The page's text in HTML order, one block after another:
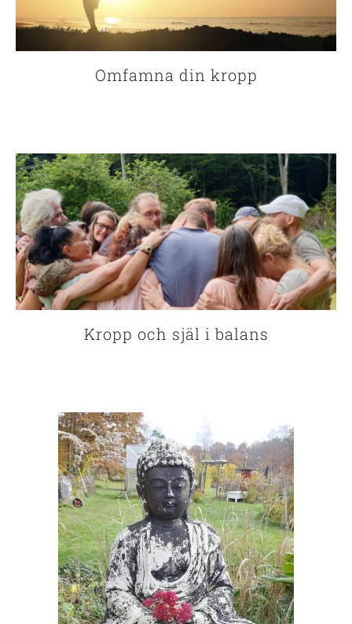
Omfamna din kropp
Kropp och själ i balans